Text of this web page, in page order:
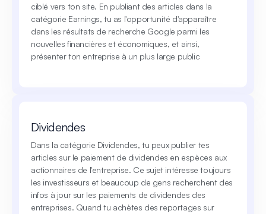
ciblé vers ton site. En publiant des articles dans la
catégorie Earnings, tu as l'opportunité d'apparaître
dans les résultats de recherche Google parmi les
nouvelles financières et économiques, et ainsi,
présenter ton entreprise à un plus large public
Dividendes
Dans la catégorie Dividendes, tu peux publier tes
articles sur le paiement de dividendes en espèces aux
actionnaires de l'entreprise. Ce sujet intéresse toujours
les investisseurs et beaucoup de gens recherchent des
infos à jour sur les paiements de dividendes des
entreprises. Quand tu achètes des reportages sur